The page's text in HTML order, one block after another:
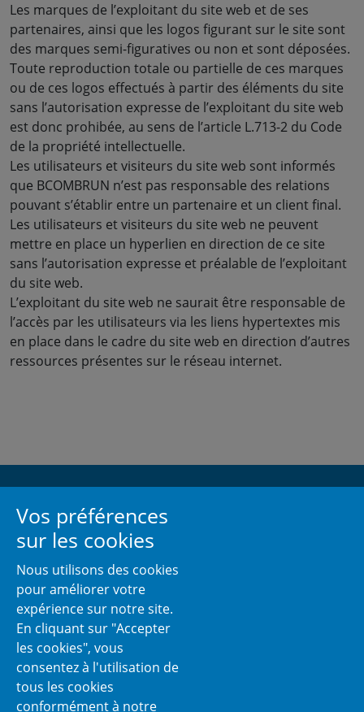
Vos préférences
sur les cookies
Nous utilisons des cookies
pour améliorer votre
expérience sur notre site.
En cliquant sur "Accepter
les cookies", vous
consentez à l'utilisation de
tous les cookies
conformément à notre
Les marques de l’exploitant du site web et de ses
partenaires, ainsi que les logos figurant sur le site sont
des marques semi-figuratives ou non et sont déposées.
Toute reproduction totale ou partielle de ces marques
ou de ces logos effectués à partir des éléments du site
sans l’autorisation expresse de l’exploitant du site web
est donc prohibée, au sens de l’article L.713-2 du Code
de la propriété intellectuelle.
Les utilisateurs et visiteurs du site web sont informés
que BCOMBRUN n’est pas responsable des relations
pouvant s’établir entre un partenaire et un client final.
Les utilisateurs et visiteurs du site web ne peuvent
mettre en place un hyperlien en direction de ce site
sans l’autorisation expresse et préalable de l’exploitant
du site web.
L’exploitant du site web ne saurait être responsable de
l’accès par les utilisateurs via les liens hypertextes mis
en place dans le cadre du site web en direction d’autres
ressources présentes sur le réseau internet.
Contact
01 48 87 27 73
Site web
Pour en savoir plus !